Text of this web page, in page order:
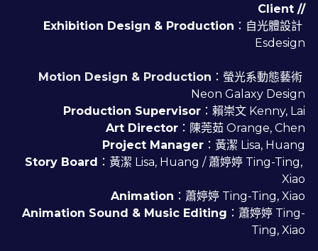
Client //
Exhibition Design & Production ：自光體設計
Esdesign
·
Motion Design & Production ：螢光系動態藝術
Neon Galaxy Design
Production Supervisor：賴崇文 Kenny, Lai
Art Director：陳莞茹 Orange, Chen
Project Manager：黃潔 Lisa, Huang
Story Board ：黃潔 Lisa, Huang / 蕭婷婷 Ting-Ting,
Xiao
Animation ：蕭婷婷 Ting-Ting, Xiao
Animation Sound & Music Editing ：蕭婷婷 Ting-
Ting, Xiao
·